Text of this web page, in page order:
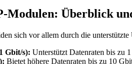
Modulen: Überblick
sich vor allem durch die
Gbit/s): Unterstützt Datenraten bis zu
Bietet höhere Datenraten bis zu 10